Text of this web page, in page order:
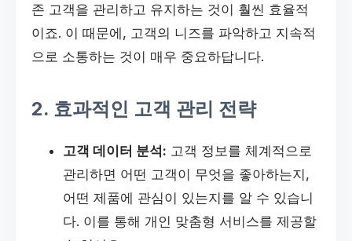
존 고객을 관리하고 유지하는 것이 훨씬 효율적
이죠. 이 때문에, 고객의 니즈를 파악하고 지속적
으로 소통하는 것이 매우 중요하답니다.
2. 효과적인 고객 관리 전략
고객 데이터 분석: 고객 정보를 체계적으로
관리하면 어떤 고객이 무엇을 좋아하는지,
어떤 제품에 관심이 있는지를 알 수 있습니
다. 이를 통해 개인 맞춤형 서비스를 제공할